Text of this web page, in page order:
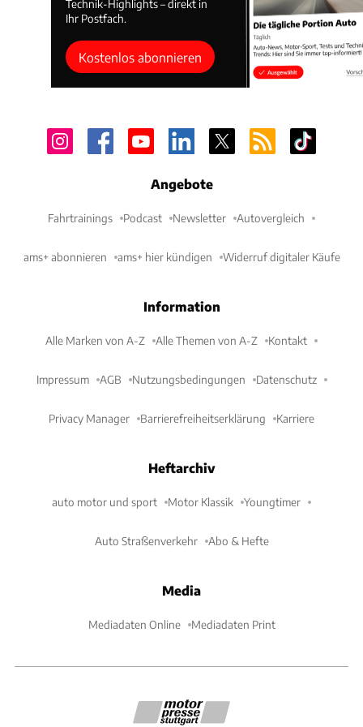
Technik-Highlights – direkt in
Ihr Postfach.
Kostenlos abonnieren
Angebote
Fahrtrainings Podcast Newsletter Autovergleich
ams+ abonnieren ams+ hier kündigen Widerruf digitaler Käufe
Information
Alle Marken von A-Z Alle Themen von A-Z Kontakt
Impressum AGB Nutzungsbedingungen Datenschutz
Privacy Manager Barrierefreiheitserklärung Karriere
Heftarchiv
auto motor und sport Motor Klassik Youngtimer
Auto Straßenverkehr Abo & Hefte
Media
Mediadaten Online Mediadaten Print